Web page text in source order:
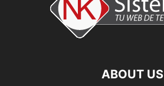
ABOUT US